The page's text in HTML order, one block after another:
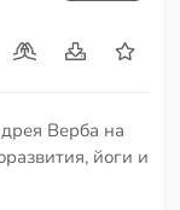
Верба на
йоги и